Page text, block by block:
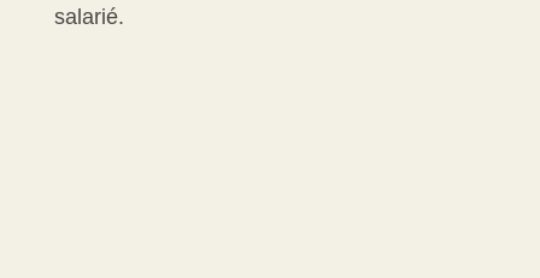
salarié.